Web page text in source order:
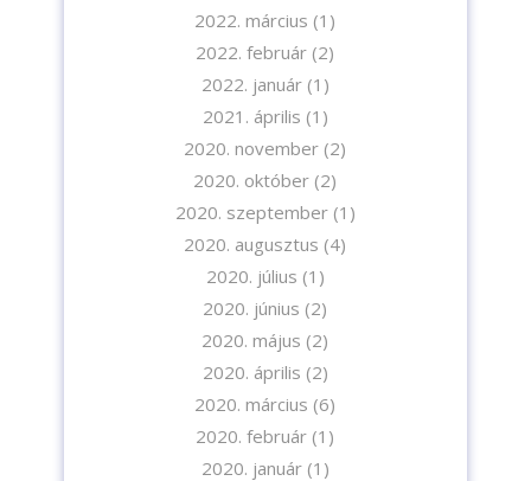
2022. március (1)
2022. február (2)
2022. január(1)
2021. április (1)
2020. november (2)
2020. október (2)
2020. szeptember(1)
2020. augusztus (4)
2020. július (1)
2020. június (2)
2020. május (2)
2020. április (2)
2020. március (6)
2020. február (1)
2020. január(1)